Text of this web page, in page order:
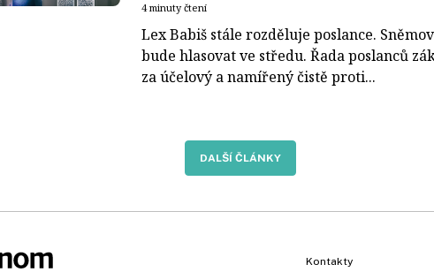
4 minuty čtení
Lex Babiš stále rozděluje poslance.
bude hlasovat ve středu. Řada poslanců
za účelový a namířený čistě proti...
DALŠÍ ČLÁNKY
Kontakty